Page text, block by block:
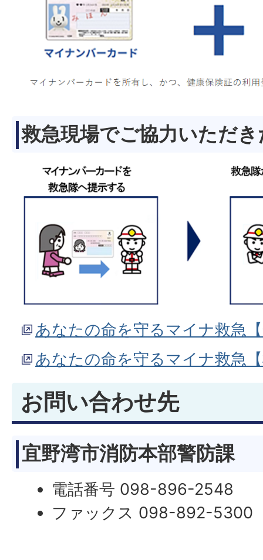
救急現場でご協力いただ
あなたの命を守るマイナ救急
あなたの命を守るマイナ救急
お問い合わせ先
宜野湾市消防本部警防課
電話番号 098-896-2548
ファックス 098-892-5300